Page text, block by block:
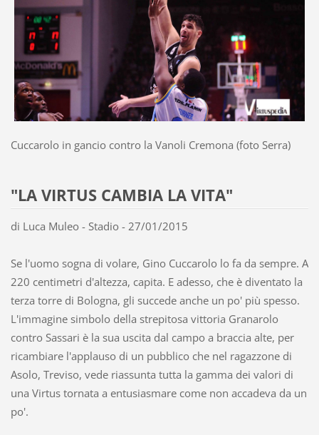
Cuccarolo in gancio contro la Vanoli Cremona (foto Serra)
"LA VIRTUS CAMBIA LA VITA"
di Luca Muleo - Stadio - 27/01/2015
Se l'uomo sogna di volare, Gino Cuccarolo lo fa da sempre. A
220 centimetri d'altezza, capita. E adesso, che è diventato la
terza torre di Bologna, gli succede anche un po' più spesso.
L'immagine simbolo della strepitosa vittoria Granarolo
contro Sassari è la sua uscita dal campo a braccia alte, per
ricambiare l'applauso di un pubblico che nel ragazzone di
Asolo, Treviso, vede riassunta tutta la gamma dei valori di
una Virtus tornata a entusiasmare come non accadeva da un
po'.